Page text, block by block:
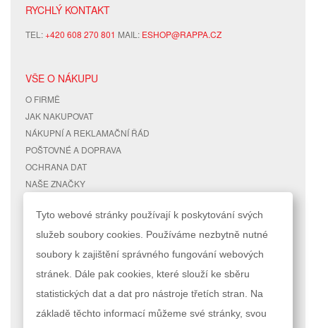
RYCHLÝ KONTAKT
TEL:+420 608 270 801 MAIL: ESHOP@RAPPA.CZ
VŠE O NÁKUPU
O FIRMĚ
JAK NAKUPOVAT
NÁKUPNÍ A REKLAMAČNÍ ŘÁD
POŠTOVNÉ A DOPRAVA
OCHRANA DAT
NAŠE ZNAČKY
RYCHLÉ ODKAZY
MAPA STRÁNEK
VYHLEDÁVANÉ TERMÍNY
POKROČILÉ VYHLEDÁVÁNÍ
ÚČET
MŮJ ÚČET
STAV OBJEDNÁVKY
Tyto webové stránky používají k poskytování svých
služeb soubory cookies. Používáme nezbytně nutné
soubory k zajištění správného fungování webových
stránek. Dále pak cookies, které slouží ke sběru
statistických dat a dat pro nástroje třetích stran. Na
základě těchto informací můžeme své stránky, svou